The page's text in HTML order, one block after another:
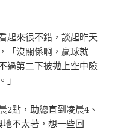
起來很不錯，談起昨天
「沒關係啊，贏球就
過第二下被拋上空中險
」
2點，助總直到凌晨4、
不太著，想一些回